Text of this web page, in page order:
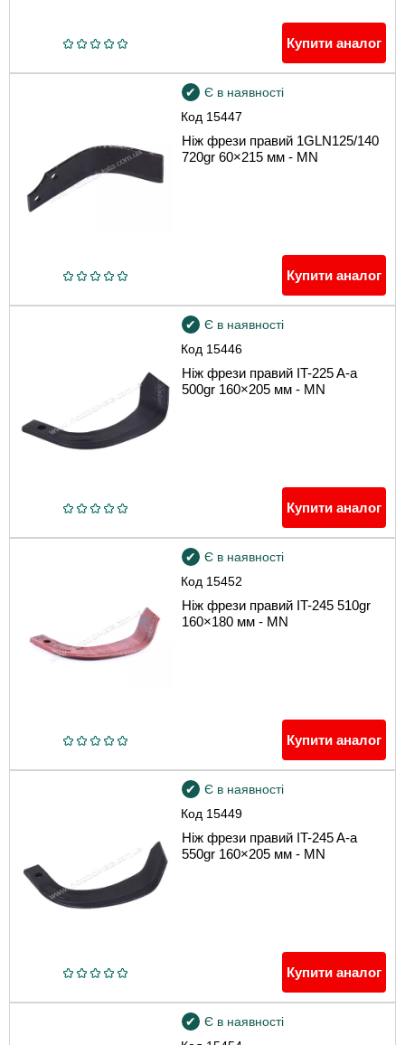
Купити аналог
Код 15447
Є в наявності
Ніж фрези правий 1GLN125/140
720gr 60×215 мм - MN
Купити аналог
Код 15446
Є в наявності
Ніж фрези правий IT-225 A-a
500gr 160×205 мм - MN
Купити аналог
Код 15452
Є в наявності
Ніж фрези правий IT-245 510gr
160×180 мм - MN
Купити аналог
Код 15449
Є в наявності
Ніж фрези правий IT-245 A-a
550gr 160×205 мм - MN
Купити аналог
Є в наявності